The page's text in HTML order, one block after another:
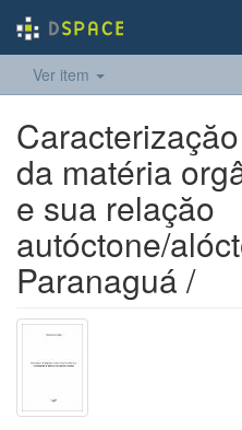
Ver item
da matéria
e sua relaçăo
autóctone/
Paranaguá /